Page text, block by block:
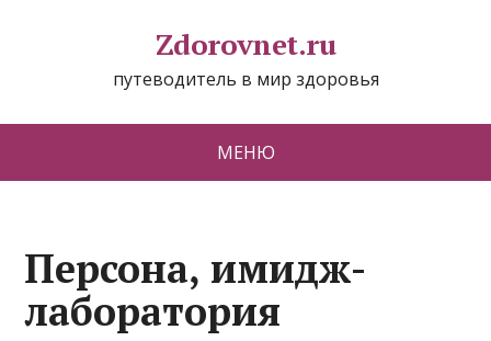
Zdorovnet.ru
путеводитель в мир здоровья
МЕНЮ
Персона, имидж-
лаборатория